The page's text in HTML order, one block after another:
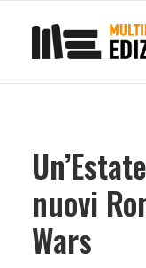
IN EVIDENZA
NEWS
CHI SIAMO
DOWNLOAD
nuovi
Wars